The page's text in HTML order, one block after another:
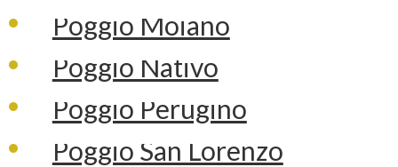
Poggio Moiano
Poggio Nativo
Poggio Perugino
Poggio San Lorenzo